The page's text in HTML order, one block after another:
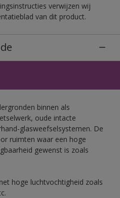
verwijzen wij
van dit product.
binnen als
oude intacte
glasweefselsystemen. De
ruimten waar een hoge
gewenst is zoals
hoge luchtvochtigheid zoals